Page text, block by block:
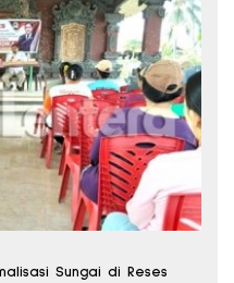
Sungai di Reses